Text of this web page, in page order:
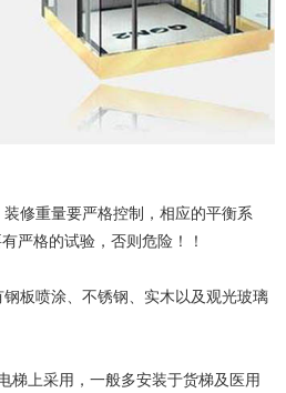
修重量要严格控制，相应的平衡系
严格的试验，否则危险！！
板喷涂、不锈钢、实木以及观光玻璃
梯上采用，一般多安装于货梯及医用